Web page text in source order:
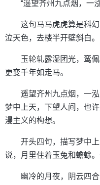
“遥望齐州九点烟，一
这句马马虎虎算是科
泣天色，去楼半开壁斜白。
玉轮轧露湿团光，鸾
更变千年如走马。
遥望齐州九点烟，一
梦中上天，下望人间，也
漫主义的构想。
开头四句，描写梦中
说，月里住着玉兔和蟾蜍。
幽冷的月夜，阴云四